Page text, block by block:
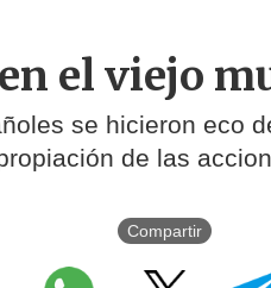
el viejo
se hicieron eco
de las
Compartir